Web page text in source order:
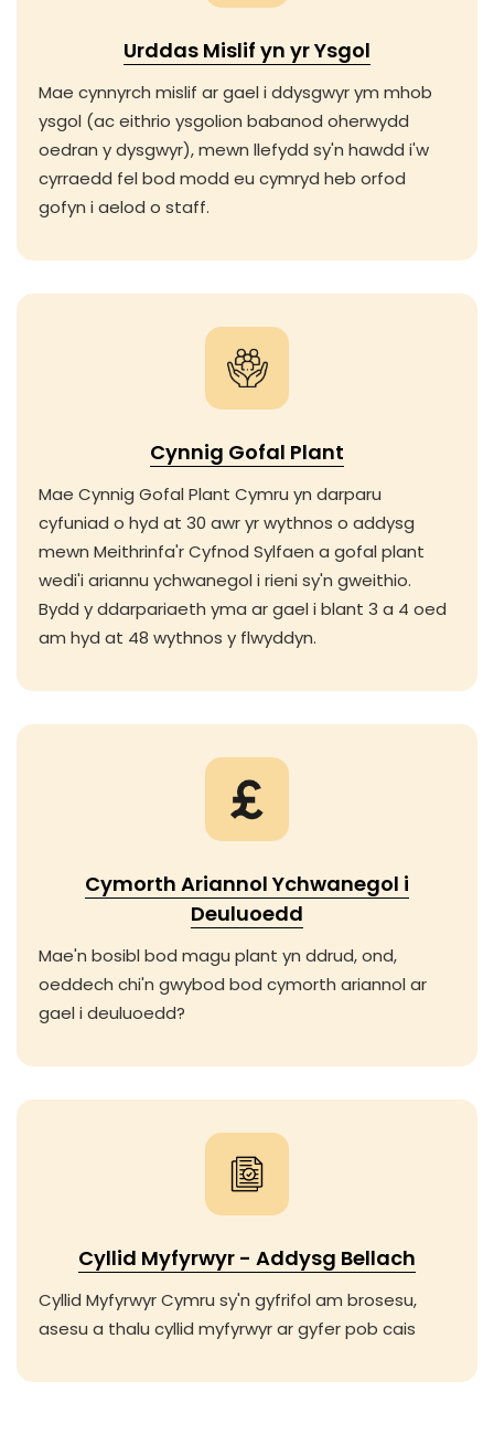
Urddas Mislif yn yr Ysgol
Mae cynnyrch mislif ar gael i ddysgwyr ym mhob
ysgol (ac eithrio ysgolion babanod oherwydd
oedran y dysgwyr), mewn llefydd sy'n hawdd i'w
cyrraedd fel bod modd eu cymryd heb orfod
gofyn i aelod o staff.
Cynnig Gofal Plant
Mae Cynnig Gofal Plant Cymru yn darparu
cyfuniad o hyd at 30 awr yr wythnos o addysg
mewn Meithrinfa'r Cyfnod Sylfaen a gofal plant
wedi'i ariannu ychwanegol i rieni sy'n gweithio.
Bydd y ddarpariaeth yma ar gael i blant 3 a 4 oed
am hyd at 48 wythnos y flwyddyn.
Cymorth Ariannol Ychwanegol i
Deuluoedd
Mae'n bosibl bod magu plant yn ddrud, ond,
oeddech chi'n gwybod bod cymorth ariannol ar
gael i deuluoedd?
Cyllid Myfyrwyr - Addysg Bellach
Cyllid Myfyrwyr Cymru sy'n gyfrifol am brosesu,
asesu a thalu cyllid myfyrwyr ar gyfer pob cais